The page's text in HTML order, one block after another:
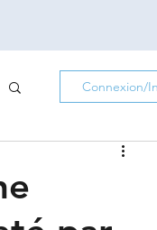
Connexion/